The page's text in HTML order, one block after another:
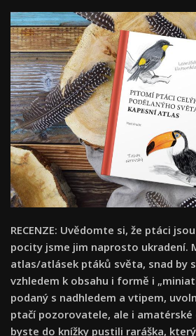
RECENZE: Uvědomte si, že ptáci
pocity jsme jim naprosto ukradení.
atlas/atlásek ptáků světa, snad by
vzhledem k obsahu i formě i
podaný s nadhledem a vtipem,
ptačí pozorovatele, ale i amatérské
byste do knížky pustili raráška,